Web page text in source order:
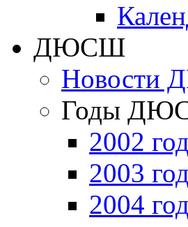
ДЮСШ
Годы
2002 год
2003 год
2004 год